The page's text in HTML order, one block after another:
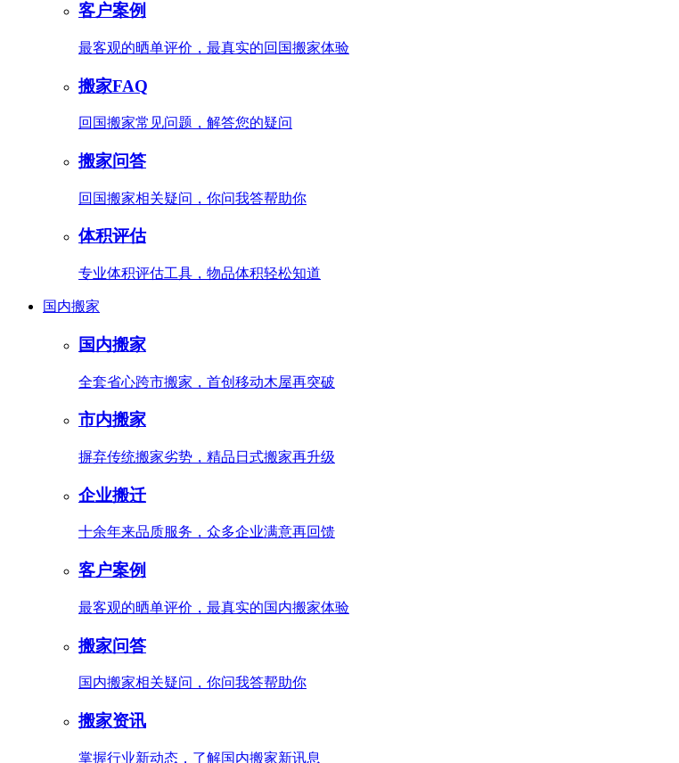
客户案例
最客观的晒单评价，最真实的回国搬家体验
搬家FAQ
回国搬家常见问题，解答您的疑问
搬家问答
回国搬家相关疑问，你问我答帮助你
体积评估
专业体积评估工具，物品体积轻松知道
国内搬家
国内搬家
全套省心跨市搬家，首创移动木屋再突破
市内搬家
摒弃传统搬家劣势，精品日式搬家再升级
企业搬迁
十余年来品质服务，众多企业满意再回馈
客户案例
最客观的晒单评价，最真实的国内搬家体验
搬家问答
国内搬家相关疑问，你问我答帮助你
搬家资讯
掌握行业新动态，了解国内搬家新讯息